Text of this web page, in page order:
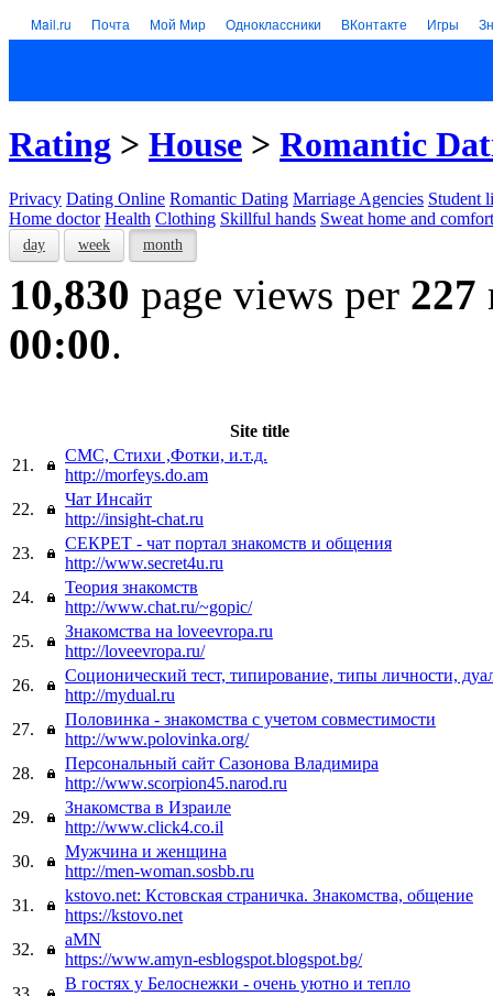
Mail.ru Почта Мой Мир Одноклассники ВКонтакте Игры
Rating > House > Romantic
Privacy Dating Online Romantic Dating Marriage Agencies Student
Home doctor Health Clothing Skillful hands Sweat home and comfort
day week month
10,830 page views per 227
00:00.
Site title
21.
СМС, Стихи ,Фотки, и.т.д.
http://morfeys.do.am
22.
Чат Инсайт
http://insight-chat.ru
23.
СЕКРЕТ - чат портал знакомств и общения
http://www.secret4u.ru
24.
Теория знакомств
http://www.chat.ru/~gopic/
25.
Знакомства на loveevropa.ru
http://loveevropa.ru/
26.
Соционический тест, типирование, типы личности,
http://mydual.ru
27.
Половинка - знакомства с учетом совместимости
http://www.polovinka.org/
28.
Персональный сайт Сазонова Владимира
http://www.scorpion45.narod.ru
29.
Знакомства в Израиле
http://www.click4.co.il
30.
Мужчина и женщина
http://men-woman.sosbb.ru
31.
kstovo.net: Кстовская страничка. Знакомства, общение
https://kstovo.net
32.
aMN
https://www.amyn-esblogspot.blogspot.bg/
В гостях у Белоснежки - очень уютно и тепло